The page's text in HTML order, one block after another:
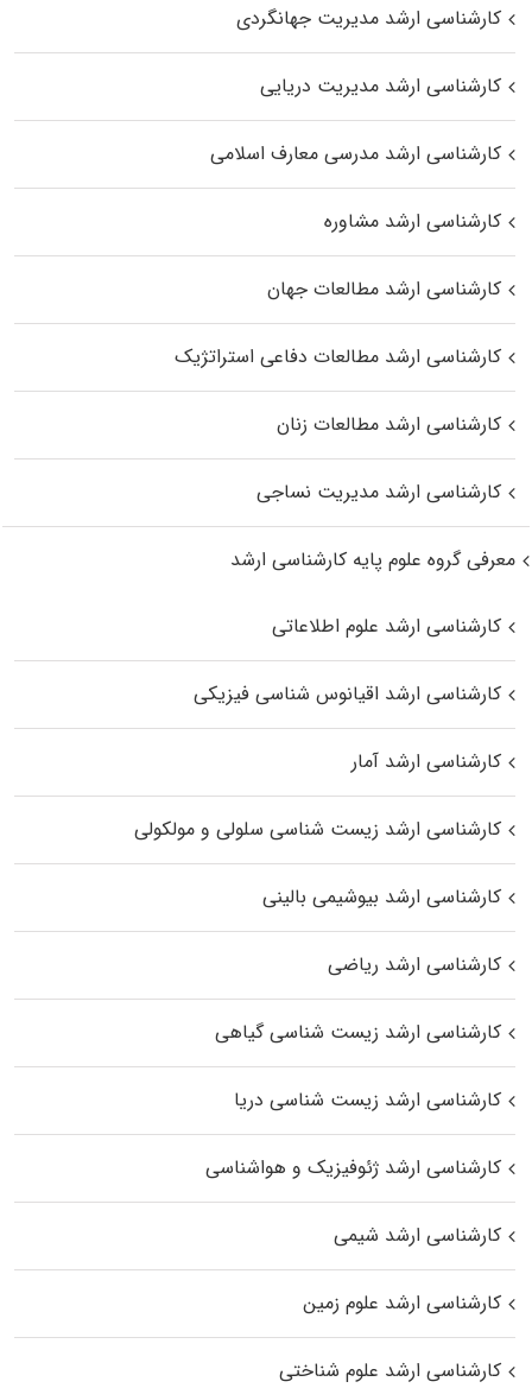
کارشناسی ارشد مدیریت جهانگردی
کارشناسی ارشد مدیریت دریایی
کارشناسی ارشد مدرسی معارف اسلامی
کارشناسی ارشد مشاوره
کارشناسی ارشد مطالعات جهان
کارشناسی ارشد مطالعات دفاعی استراتژیک
کارشناسی ارشد مطالعات زنان
کارشناسی ارشد مدیریت نساجی
معرفی گروه علوم پایه کارشناسی ارشد
کارشناسی ارشد علوم اطلاعاتی
کارشناسی ارشد اقیانوس‌ شناسی فیزیکی
کارشناسی ارشد آمار
کارشناسی ارشد زیست شناسی سلولی و مولکولی
کارشناسی ارشد بیوشیمی بالینی
کارشناسی ارشد ریاضی
کارشناسی ارشد زیست‌ شناسی گیاهی
کارشناسی ارشد زیست‌ شناسی دریا
کارشناسی ارشد ژئوفیزیک و هواشناسی
کارشناسی ارشد شیمی
کارشناسی ارشد علوم زمین
کارشناسی ارشد علوم شناختی